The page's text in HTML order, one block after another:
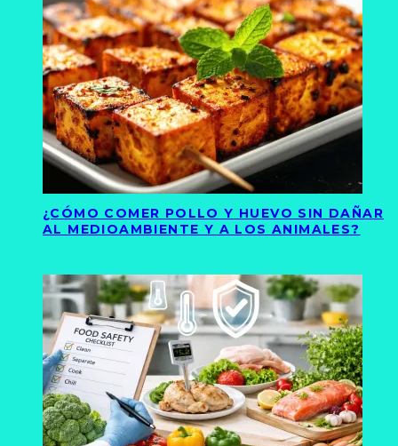
¿CÓMO COMER POLLO Y HUEVO SIN DAÑAR
AL MEDIOAMBIENTE Y A LOS ANIMALES?